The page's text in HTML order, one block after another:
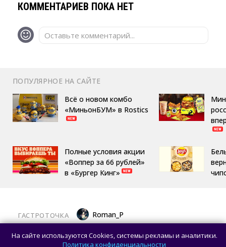
КОММЕНТАРИЕВ ПОКА НЕТ
Оставьте комментарий...
ПОПУЛЯРНОЕ НА САЙТЕ
Всё о новом комбо
«МиньонБУМ» в Rostics
Полные условия акции
«Воппер за 66 рублей»
в «Бургер Кинг»
ГАСТРОТОЧКА Roman_P
Латте «Золотой ключик» и торт «Москва»
теперь можно попробовать на ВДНХ
На сайте используются Cookies, системы рекламы и аналитики.
Политика конфиденциальности